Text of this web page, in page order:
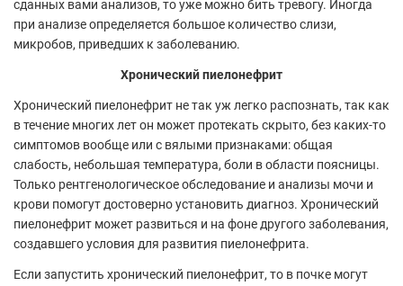
сданных вами анализов, то уже можно бить тревогу. Иногда
при анализе определяется большое количество слизи,
микробов, приведших к заболеванию.
Хронический пиелонефрит
Хронический пиелонефрит не так уж легко распознать, так как
в течение многих лет он может протекать скрыто, без каких-то
симптомов вообще или с вялыми признаками: общая
слабость, небольшая температура, боли в области поясницы.
Только рентгенологическое обследование и анализы мочи и
крови помогут достоверно установить диагноз. Хронический
пиелонефрит может развиться и на фоне другого заболевания,
создавшего условия для развития пиелонефрита.
Если запустить хронический пиелонефрит, то в почке могут